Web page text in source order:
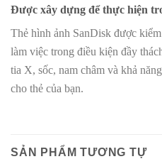
Được xây dựng để thực hiện
Thẻ hình ảnh SanDisk được
làm việc trong điều kiện đầy
tia X, sốc, nam châm và khả
cho thẻ của bạn.
SẢN PHẨM TƯƠNG TỰ